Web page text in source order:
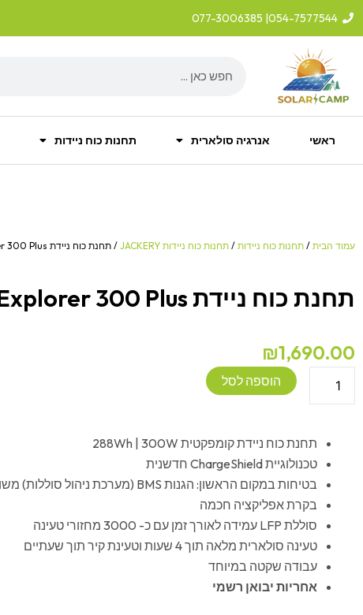
דילוג
054-7577544
| 077-3006385
ראשי אנרגיה סולארית תחנות כוח ניידות
עמוד הבית / תחנות כוח ניידות / תחנות כוח ניידות JACKERY / תחנת כוח ניידת Jackery Explorer 300 Plus
תחנת כוח ניידת Jackery Explorer 300 Plus
₪1,690.00
Jackery
Explorer
הוספה לסל
תחנת כוח ניידת קומפקטית 288Wh | 300W
טכנולוגיית ChargeShield חדשנית
בטיחות במקום הראשון: הגנות BMS (מערכת ניהול סוללות) משודרגות
בקרת אפליקציה חכמה
סוללת LFP עמידה לאורך זמן עם כ- 3000 מחזורי טעינה
טעינה סולארית מלאה תוך 4 שעות וטעינת קיר תוך שעתיים
עבודה שקטה במיוחד
אחריות יבואן רשמי